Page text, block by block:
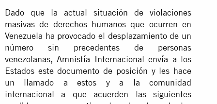
Dado que la actual situación de violaciones
masivas de derechos humanos que ocurren en
Venezuela ha provocado el desplazamiento de un
número sin precedentes de personas
venezolanas, Amnistía Internacional envía a los
Estados este documento de posición y les hace
un llamado a estos y a la comunidad
internacional a que acuerden las siguientes